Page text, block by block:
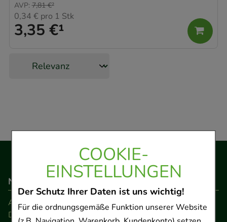
COOKIE-
EINSTELLUNGEN
Der Schutz Ihrer Daten ist uns wichtig!
Für die ordnungsgemäße Funktion unserer Website
3,35 €¹
AVP: 7,81 €²
0,34 € pro 1 Stk
Navigation
AGB
Datenschutz